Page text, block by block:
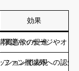
効果
買意欲の促進
限定パッケージやオリ
ションで表現
ファン層以外への認知